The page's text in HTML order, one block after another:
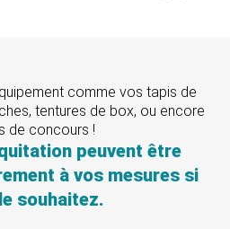
comme vos tapis de
tentures de box, ou encore
de concours !
peuvent être
à vos mesures si
souhaitez.